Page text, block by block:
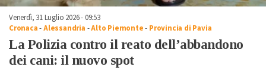
Venerdì, 31 Luglio 2026 - 09:53
Cronaca-Alessandria -Alto Piemonte- Provincia di Pavia
La Polizia contro il reato dell’abbandono
dei cani: il nuovo spot